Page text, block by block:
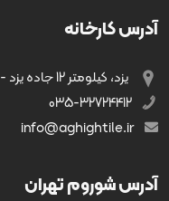
آدرس کارخانه
یزد، کیلومتر 12 جاده یزد - تهران، صندوق پستی 116
آدرس شوروم تهران